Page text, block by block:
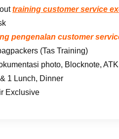
training customer service
pengenalan customer
(Tas Training)
photo, Blocknote,
1 Lunch, Dinner
Exclusive